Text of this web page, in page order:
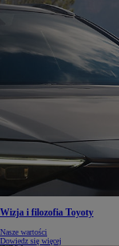
Wizja i filozofia Toyoty
Nasze wartości
Dowiedz się więcej